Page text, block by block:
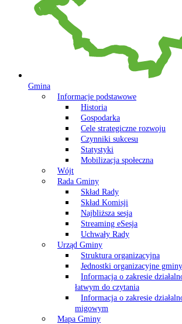
Gmina
Informacje podstawowe
Historia
Gospodarka
Cele strategiczne rozwoju
Czynniki sukcesu
Statystyki
Mobilizacja społeczna
Wójt
Rada Gminy
Skład Rady
Skład Komisji
Najbliższa sesja
Streaming eSesja
Uchwały Rady
Urząd Gminy
Struktura organizacyjna
Jednostki organizacyjne gminy
Informacja o zakresie
łatwym do czytania
Informacja o zakresie
migowym
Mapa Gminy